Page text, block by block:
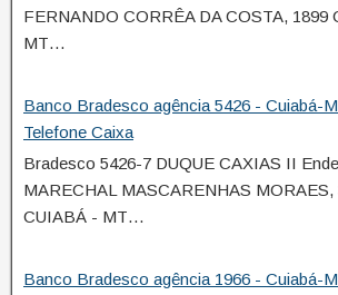
FERNANDO CORRÊA DA COSTA, 1899
MT…
Banco Bradesco agência 5426 - Cuiabá-
Telefone Caixa
Bradesco 5426-7 DUQUE CAXIAS II
MARECHAL MASCARENHAS MORAES,
CUIABÁ - MT…
Banco Bradesco agência 1966 - Cuiabá-